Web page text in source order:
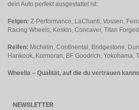
dein Auto perfekt ausgestattet ist:
Felgen: Z-Performance, LaChanti, Vossen,
Racing Wheels, Keskin, Concaver, Titan Forged
Reifen: Michelin, Continental, Bridgestone,
Hankook, Kormoran, BF Goodrich, Yokohama,
Wheella – Qualität, auf die du vertrauen
NEWSLETTER